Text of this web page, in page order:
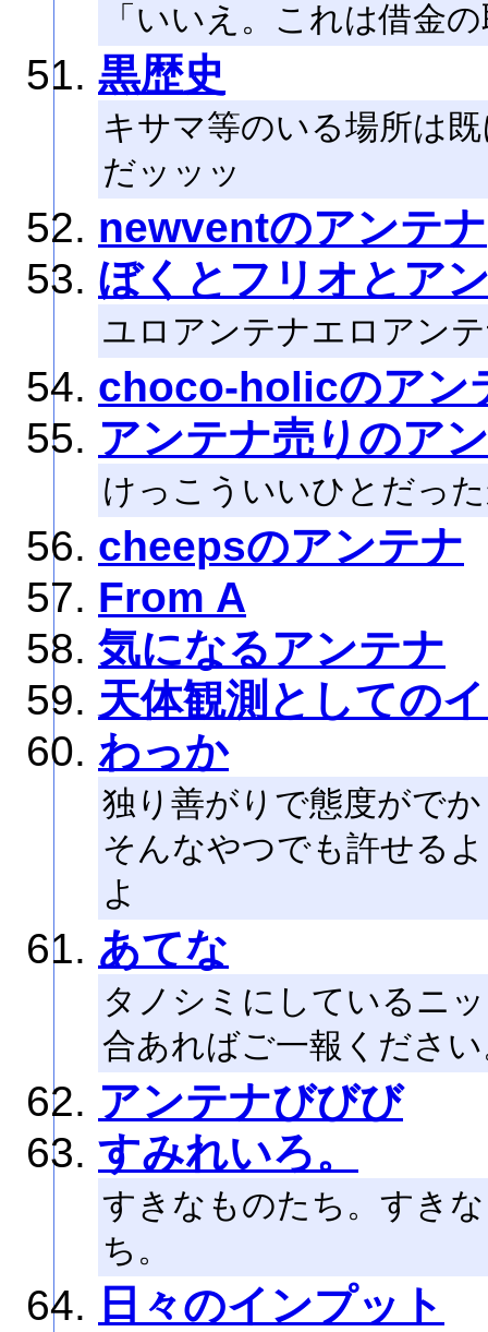
「いいえ。これは借金
黒歴史
キサマ等のいる場所は
だッッッ
newventのアンテナ
ぼくとフリオとア
ユロアンテナエロアン
choco-holicのアン
アンテナ売りのア
けっこういいひとだっ
cheepsのアンテナ
From A
気になるアンテナ
天体観測としての
わっか
独り善がりで態度がで
そんなやつでも許せる
よ
あてな
タノシミにしているニ
合あればご一報くださ
アンテナびびび
すみれいろ。
すきなものたち。すき
ち。
日々のインプット